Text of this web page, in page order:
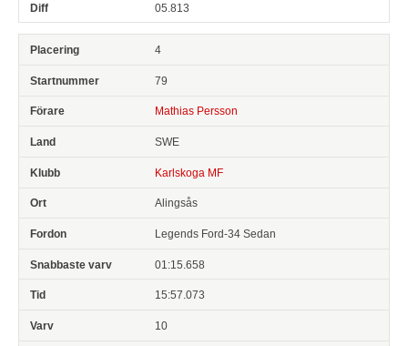
05.813
4
79
Mathias Persson
SWE
Karlskoga MF
Alingsås
Legends Ford-34 Sedan
01:15.658
15:57.073
10